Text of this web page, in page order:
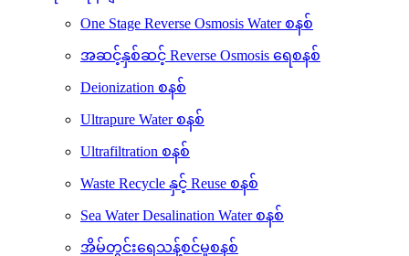
One Stage Reverse Osmosis Water စနစ်
အဆင့်နှစ်ဆင့် Reverse Osmosis ရေစနစ်
Deionization စနစ်
Ultrapure Water စနစ်
Ultrafiltration စနစ်
Waste Recycle နှင့် Reuse စနစ်
Sea Water Desalination Water စနစ်
အိမ်တွင်းရေသန့်စင်မှုစနစ်